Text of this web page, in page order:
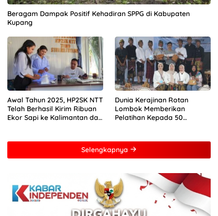
Beragam Dampak Positif Kehadiran SPPG di Kabupaten
Kupang
Awal Tahun 2025, HP2SK NTT
Telah Berhasil Kirim Ribuan
Ekor Sapi ke Kalimantan dan
Dunia Kerajinan Rotan
Lombok Memberikan
Pelatihan Kepada 50
Young Frenuer 2024
Selengkapnya